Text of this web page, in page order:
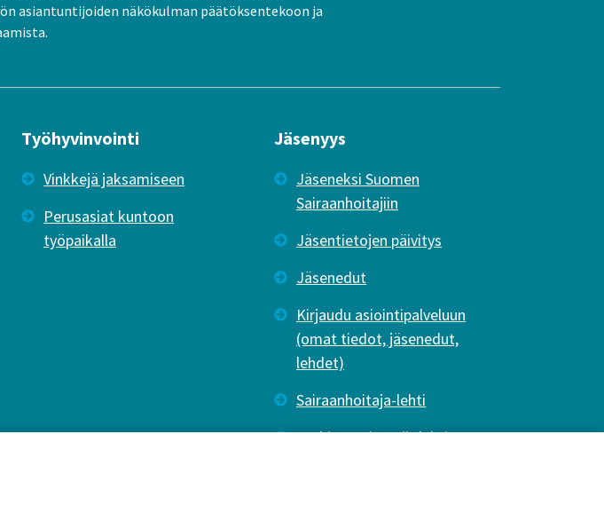
asiantuntijoiden näkökulman päätöksentekoon ja
Työhyvinvointi
Vinkkejä jaksamiseen
Perusasiat kuntoon
työpaikalla
Jäsenyys
Jäseneksi Suomen
Sairaanhoitajiin
Jäsentietojen päivitys
Jäsenedut
Kirjaudu asiointipalveluun
(omat tiedot, jäsenedut,
lehdet)
Sairaanhoitaja-lehti
Tutkiva Hoitotyö -lehti